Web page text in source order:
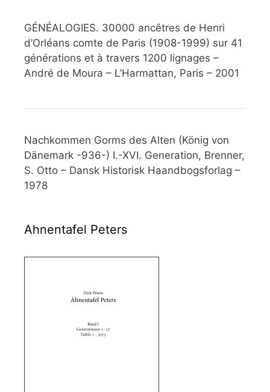
GÉNÉALOGIES. 30000 ancêtres de Henri
d’Orléans comte de Paris (1908-1999) sur 41
générations et à travers 1200 lignages –
André de Moura – L’Harmattan, Paris – 2001
Nachkommen Gorms des Alten (König von
Dänemark -936-) I.-XVI. Generation, Brenner,
S. Otto – Dansk Historisk Haandbogsforlag –
1978
Ahnentafel Peters